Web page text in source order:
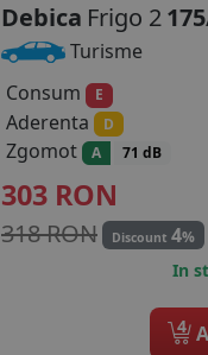
Debica Frigo 2
Turisme
Consum
E
Aderenta D
Zgomot A 71 dB
303 RON
318 RON Discount 4%
In
4